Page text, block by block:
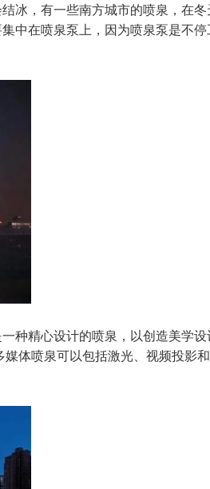
冰，有一些南方城市的喷泉，在
中在喷泉泵上，因为喷泉泵是不
种精心设计的喷泉，以创造美学
体喷泉可以包括激光、视频投影